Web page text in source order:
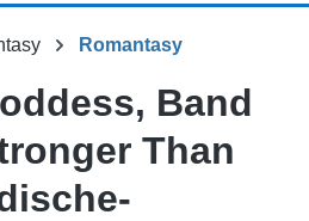
Romantasy
Band
Than